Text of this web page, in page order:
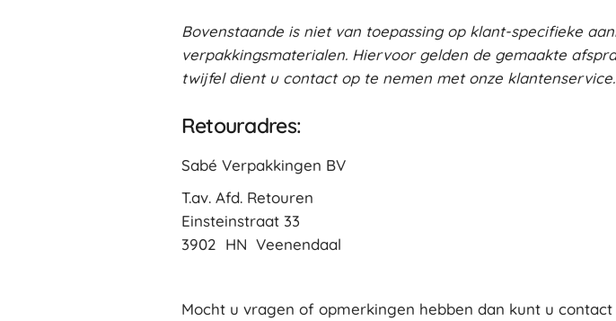
Bovenstaande is niet van toepassing op klant-specifieke
verpakkingsmaterialen. Hiervoor gelden de gemaakte
twijfel dient u contact op te nemen met onze klantenservice.
Retouradres:
Sabé Verpakkingen BV
T.av. Afd. Retouren
Einsteinstraat 33
3902 HN Veenendaal
Mocht u vragen of opmerkingen hebben dan kunt u